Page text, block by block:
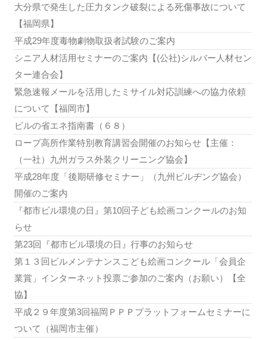
大分県で発生した圧力タンク破裂による死傷事故について
【福岡県】
平成29年度毒物劇物取扱者試験のご案内
シニア人材活用セミナーのご案内【(公社)シルバー人材セン
ター連合会】
緊急速報メールを活用したミサイル対応訓練への協力依頼
について【福岡市】
ビルの省エネ指南書（６８）
ロープ高所作業特別教育講習会開催のお知らせ【主催：
（一社）九州ガラス外装クリーニング協会】
平成28年度「後期研修セミナー」（九州ビルヂング協会）
開催のご案内
『都市ビル環境の日』第10回子ども絵画コンクールのお知
らせ
第23回『都市ビル環境の日』行事のお知らせ
第１３回ビルメンテナンスこども絵画コンクール「会員企
業賞」インターネット投票ご参加のご案内（お願い）【全
協】
平成２９年度第3回福岡ＰＰＰプラットフォームセミナーに
ついて（福岡市主催）